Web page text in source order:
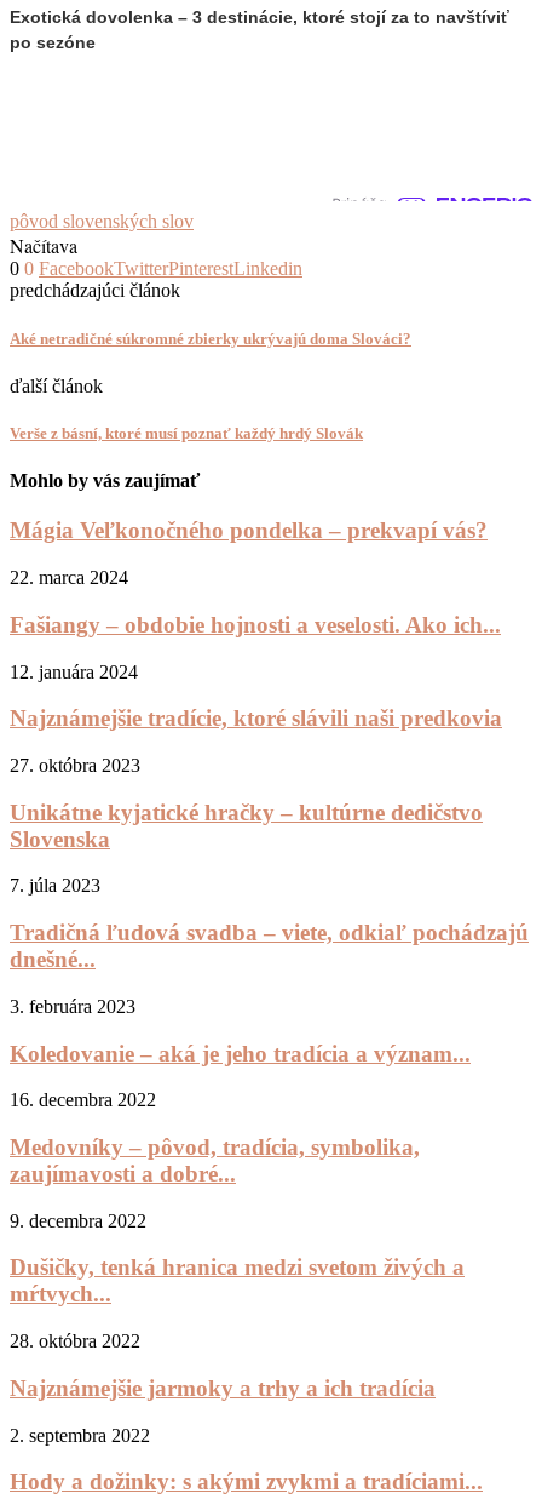
Exotická dovolenka – 3 destinácie, ktoré stojí za to navštíviť
po sezóne
pôvod slovenských slov
Načítava
0 0 FacebookTwitterPinterestLinkedin
predchádzajúci článok
Aké netradičné súkromné zbierky ukrývajú doma Slováci?
ďalší článok
Verše z básní, ktoré musí poznať každý hrdý Slovák
Mohlo by vás zaujímať
Mágia Veľkonočného pondelka – prekvapí vás?
22. marca 2024
Fašiangy – obdobie hojnosti a veselosti. Ako ich...
12. januára 2024
Najznámejšie tradície, ktoré slávili naši predkovia
27. októbra 2023
Unikátne kyjatické hračky – kultúrne dedičstvo
Slovenska
7. júla 2023
Tradičná ľudová svadba – viete, odkiaľ pochádzajú
dnešné...
3. februára 2023
Koledovanie – aká je jeho tradícia a význam...
16. decembra 2022
Medovníky – pôvod, tradícia, symbolika,
zaujímavosti a dobré...
9. decembra 2022
Dušičky, tenká hranica medzi svetom živých a
mŕtvych...
28. októbra 2022
Najznámejšie jarmoky a trhy a ich tradícia
2. septembra 2022
Hody a dožinky: s akými zvykmi a tradíciami...